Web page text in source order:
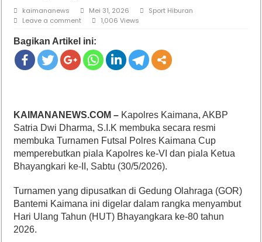
kaimananews Mei 31, 2026
Sport Hiburan
Leave a comment
1,006 Views
Bagikan Artikel ini:
KAIMANANEWS.COM – Kapolres Kaimana, AKBP
Satria Dwi Dharma, S.I.K membuka secara resmi
membuka Turnamen Futsal Polres Kaimana Cup
memperebutkan piala Kapolres ke-VI dan piala Ketua
Bhayangkari ke-II, Sabtu (30/5/2026).
Turnamen yang dipusatkan di Gedung Olahraga (GOR)
Bantemi Kaimana ini digelar dalam rangka menyambut
Hari Ulang Tahun (HUT) Bhayangkara ke-80 tahun
2026.